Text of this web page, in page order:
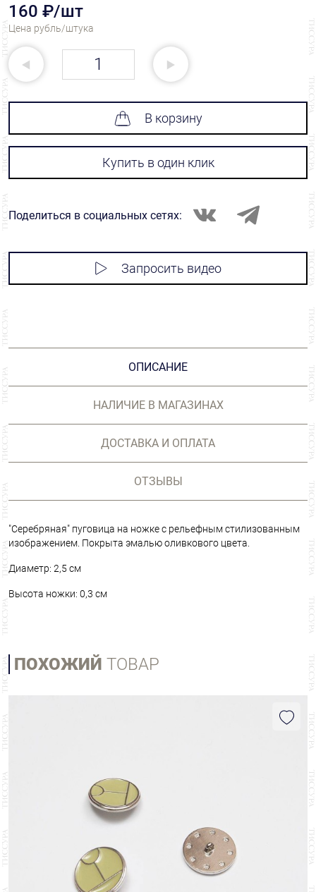
160 ₽/шт
Цена рубль/штука
В корзину
Купить в один клик
Поделиться в социальных сетях:
Запросить видео
ОПИСАНИЕ
НАЛИЧИЕ В МАГАЗИНАХ
ДОСТАВКА И ОПЛАТА
ОТЗЫВЫ
"Серебряная" пуговица на ножке с рельефным стилизованным
изображением. Покрыта эмалью оливкового цвета.
Диаметр: 2,5 см
Высота ножки: 0,3 см
ПОХОЖИЙ ТОВАР